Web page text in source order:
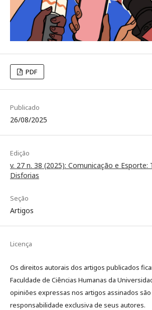
PDF
Publicado
26/08/2025
Edição
v. 27 n. 38 (2025): Comunicação e Esporte:
Disforias
Seção
Artigos
Licença
Os direitos autorais dos artigos publicados
Faculdade de Ciências Humanas da
opiniões expressas nos artigos assinados
responsabilidade exclusiva de seus autores.